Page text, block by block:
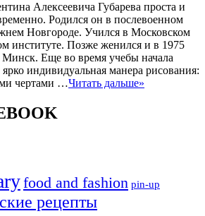
Алексеевича Губарева проста и
Родился он в послевоенном
Новгороде. Учился в Московском
институте. Позже женился и в 1975
Минск. Еще во время учебы начала
ярко индивидуальная манера рисования:
чертами …Читать дальше»
food аnd fashion pin-up
рецепты